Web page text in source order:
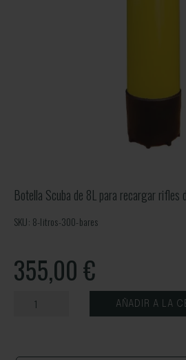
Botella Scuba de 8L para recargar rifles
SKU: 8-litros-300-bares
355,00 €
AÑADIR A LA